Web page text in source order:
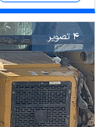
4 تصویر